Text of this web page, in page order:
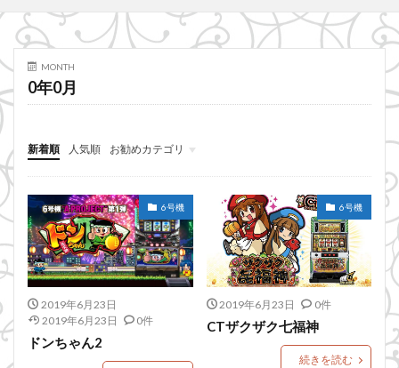
MONTH
0年0月
新着順 人気順
お勧めカテゴリ
TOPページメニュー
6号機
大都技研
6号機
2019年6月23日
2019年6月23日
0件
ドンちゃん2
6号機
2019年6月23日 0件
CTザクザク七福神
続きを読む